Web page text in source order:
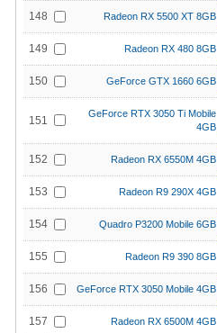
148 Radeon RX 5500 XT 8GB
149 Radeon RX 480 8GB
150 GeForce GTX 1660 6GB
151
GeForce RTX 3050 Ti Mobile
4GB
152 Radeon RX 6550M 4GB
153 Radeon R9 290X 4GB
154 Quadro P3200 Mobile 6GB
155 Radeon R9 390 8GB
156 GeForce RTX 3050 Mobile 4GB
157 Radeon RX 6500M 4GB